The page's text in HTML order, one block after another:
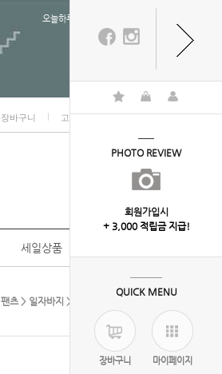
오늘하루 열지않음
장바구니 고객센터 ㅣ
세일상품
팬츠> 일자바지 > 7-9267(호시포켓바지)
PHOTO REVIEW
회원가입시
+ 3,000 적립금 지급!
QUICK MENU
장바구니 마이페이지